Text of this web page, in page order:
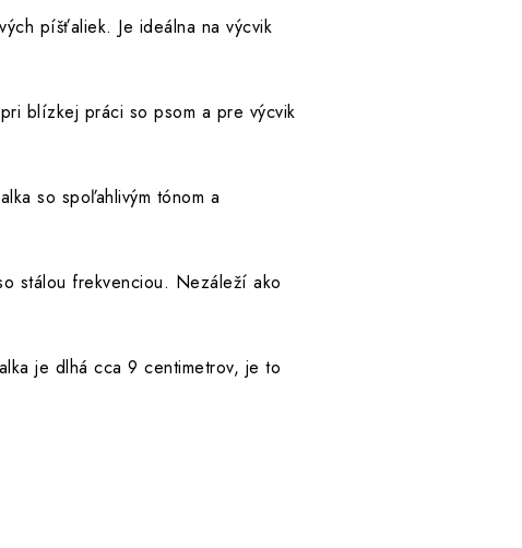
píšťaliek. Je ideálna na výcvik
blízkej práci so psom a pre výcvik
so spoľahlivým tónom a
stálou frekvenciou. Nezáleží ako
je dlhá cca 9 centimetrov, je to